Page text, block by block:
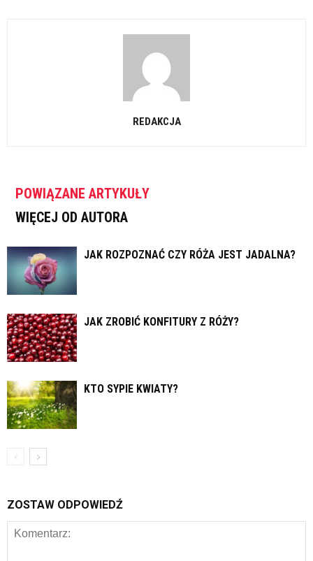
REDAKCJA
POWIĄZANE ARTYKUŁY
WIĘCEJ OD AUTORA
JAK ROZPOZNAĆ CZY RÓŻA JEST JADALNA?
JAK ZROBIĆ KONFITURY Z RÓŻY?
KTO SYPIE KWIATY?
ZOSTAW ODPOWIEDŹ